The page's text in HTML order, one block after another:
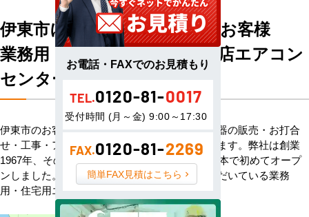
伊東市にお住まい・お勤めのお客様
業務用・住宅用エアコン専門店エアコン
センターACへようこそ
伊東市のお客様へハウジングエアコン・空調機器の販売・お打合
せ・工事・アフターサービスまで一貫して承ります。弊社は創業
1967年、その信頼を基に空調のネット販売を日本で初めてオープ
ンしました。以来、皆様にご信頼・ご愛顧いただいている業務
用・住宅用エアコンのオンラインショップです。
お電話・FAXでのお見積もり
TEL.0120-81-0017
受付時間 (月～金) 9:00～17:30
FAX.0120-81-2269
簡単FAX見積はこちら